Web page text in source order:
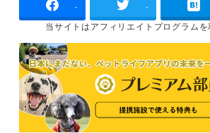
- -
当サイトはアフィリエイトプログラムを